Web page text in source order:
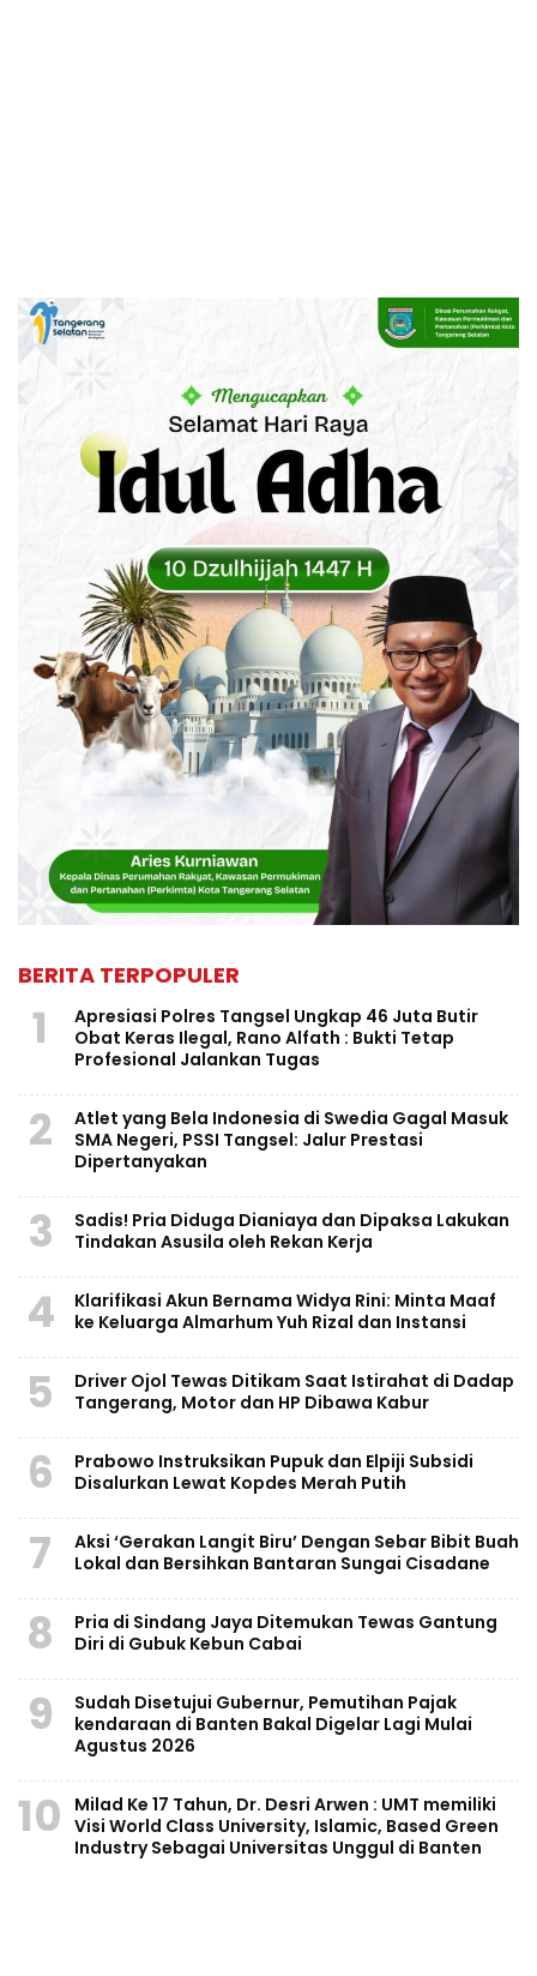
BERITA TERPOPULER
1
Apresiasi Polres Tangsel Ungkap 46 Juta Butir
Obat Keras Ilegal, Rano Alfath : Bukti Tetap
Profesional Jalankan Tugas
2
Atlet yang Bela Indonesia di Swedia Gagal Masuk
SMA Negeri, PSSI Tangsel: Jalur Prestasi
Dipertanyakan
3
Sadis! Pria Diduga Dianiaya dan Dipaksa Lakukan
Tindakan Asusila oleh Rekan Kerja
4
Klarifikasi Akun Bernama Widya Rini: Minta Maaf
ke Keluarga Almarhum Yuh Rizal dan Instansi
5
Driver Ojol Tewas Ditikam Saat Istirahat di Dadap
Tangerang, Motor dan HP Dibawa Kabur
6
Prabowo Instruksikan Pupuk dan Elpiji Subsidi
Disalurkan Lewat Kopdes Merah Putih
7
Aksi ‘Gerakan Langit Biru’ Dengan Sebar Bibit Buah
Lokal dan Bersihkan Bantaran Sungai Cisadane
8
Pria di Sindang Jaya Ditemukan Tewas Gantung
Diri di Gubuk Kebun Cabai
9
Sudah Disetujui Gubernur, Pemutihan Pajak
kendaraan di Banten Bakal Digelar Lagi Mulai
Agustus 2026
10
Milad Ke 17 Tahun, Dr. Desri Arwen : UMT memiliki
Visi World Class University, Islamic, Based Green
Industry Sebagai Universitas Unggul di Banten